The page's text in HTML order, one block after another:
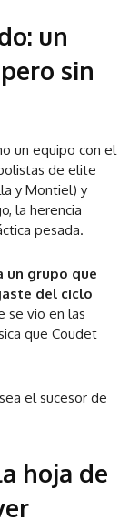
un
sin
un equipo con el
de elite
y Montiel) y
la herencia
pesada.
un grupo que
del ciclo
se vio en las
que Coudet
el sucesor de
hoja de